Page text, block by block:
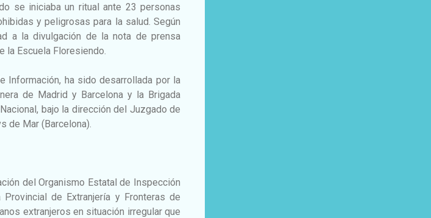
se iniciaba un ritual ante 23 personas
y peligrosas para la salud. Según
a la divulgación de la nota de prensa
la Escuela Floresiendo.
Información, ha sido desarrollada por la
de Madrid y Barcelona y la Brigada
bajo la dirección del Juzgado de
de Mar (Barcelona).
del Organismo Estatal de Inspección
de Extranjería y Fronteras de
extranjeros en situación irregular que